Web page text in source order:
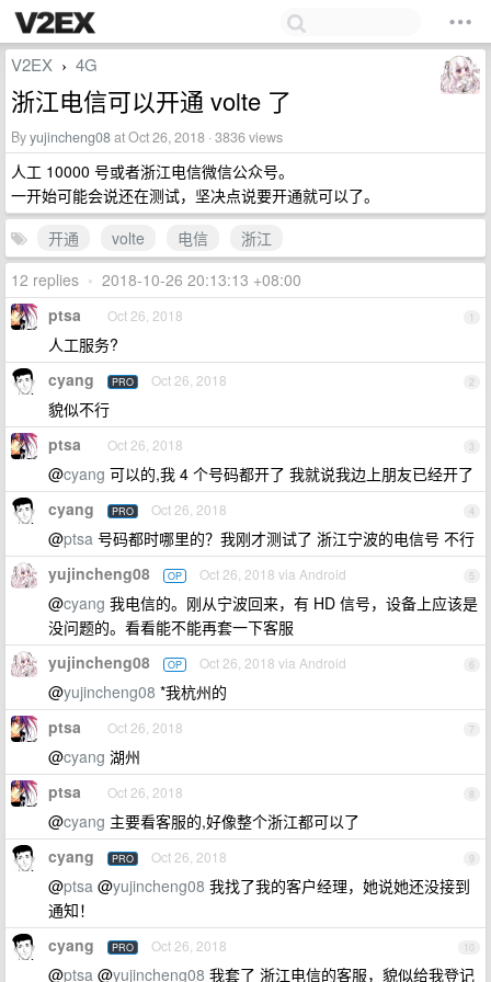
V2EX › 4G
浙江电信可以开通 volte 了
Byyujincheng08at Oct 26, 2018 · 3836 views
人工 10000 号或者浙江电信微信公众号。
一开始可能会说还在测试，坚决点说要开通就可以了。
开通
volte 电信
浙江
12 replies • 2018-10-26 20:13:13 +08:00
1
ptsa Oct 26, 2018
人工服务?
2
cyang PRO Oct 26, 2018
貌似不行
3
ptsa Oct 26, 2018
@cyang 可以的,我 4 个号码都开了 我就说我边上朋友已经开了
4
cyang PRO Oct 26, 2018
@ptsa 号码都时哪里的？我刚才测试了 浙江宁波的电信号 不行
5
yujincheng08 OP Oct 26, 2018 via Android
@cyang 我电信的。刚从宁波回来，有 HD 信号，设备上应该是
没问题的。看看能不能再套一下客服
6
yujincheng08 OP Oct 26, 2018 via Android
@yujincheng08 *我杭州的
7
ptsa Oct 26, 2018
@cyang 湖州
8
ptsa Oct 26, 2018
@cyang 主要看客服的,好像整个浙江都可以了
9
cyang PRO Oct 26, 2018
@ptsa @yujincheng08 我找了我的客户经理，她说她还没接到
通知！
10
cyang PRO Oct 26, 2018
@ptsa @yujincheng08 我套了 浙江电信的客服，貌似给我登记